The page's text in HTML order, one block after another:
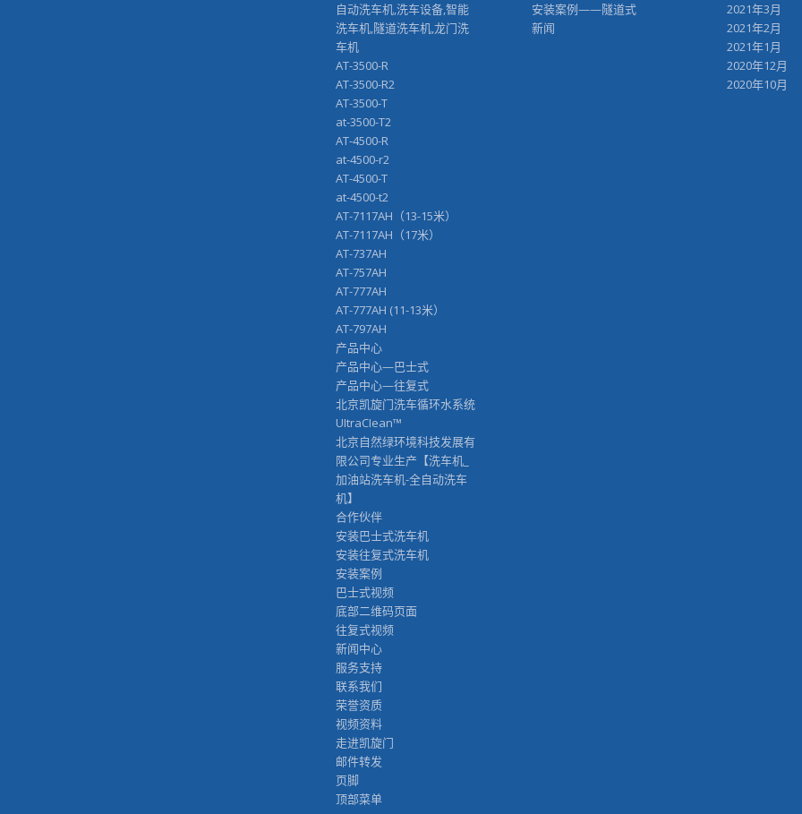
自动洗车机,洗车设备,智能
洗车机,隧道洗车机,龙门洗
车机
AT-3500-R
AT-3500-R2
AT-3500-T
at-3500-T2
AT-4500-R
at-4500-r2
AT-4500-T
at-4500-t2
AT-7117AH（13-15米）
AT-7117AH（17米）
AT-737AH
AT-757AH
AT-777AH
AT-777AH (11-13米）
AT-797AH
产品中心
产品中心—巴士式
产品中心—往复式
北京凯旋门洗车循环水系统
UItraCIean™
北京自然绿环境科技发展有
限公司专业生产【洗车机_
加油站洗车机-全自动洗车
机】
合作伙伴
安装巴士式洗车机
安装往复式洗车机
安装案例
巴士式视频
底部二维码页面
往复式视频
新闻中心
服务支持
联系我们
荣誉资质
视频资料
走进凯旋门
邮件转发
页脚
顶部菜单
安装案例——隧道式
新闻
2021年3月
2021年2月
2021年1月
2020年12月
2020年10月